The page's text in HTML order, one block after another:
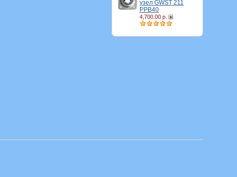
узел GWST 211
PPB40
4,700.00 р.